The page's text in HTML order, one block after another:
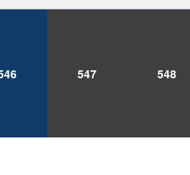
547 548